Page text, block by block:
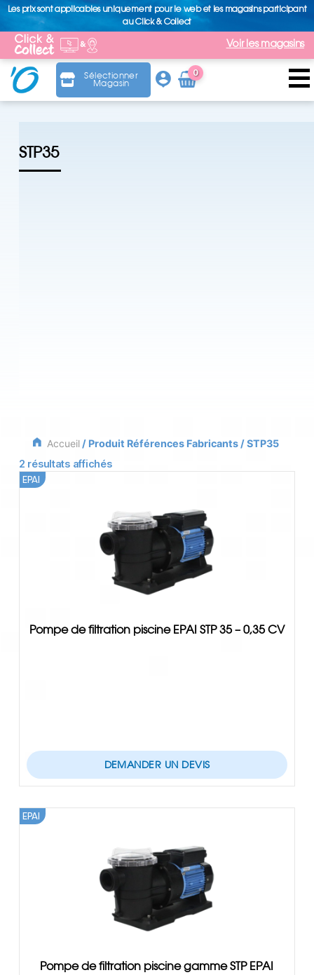
Les prix sont applicables uniquement pour le web et les magasins participant
au Click & Collect
Voir les magasins
Sélectionner
Magasin
0
Arti
cle
STP35
Accueil/ Produit Références Fabricants / STP35
2 résultats affichés
Pompe de filtration piscine EPAI STP 35 – 0,35 CV
EPAI
DEMANDER UN DEVIS
Pompe de filtration piscine gamme STP EPAI
EPAI